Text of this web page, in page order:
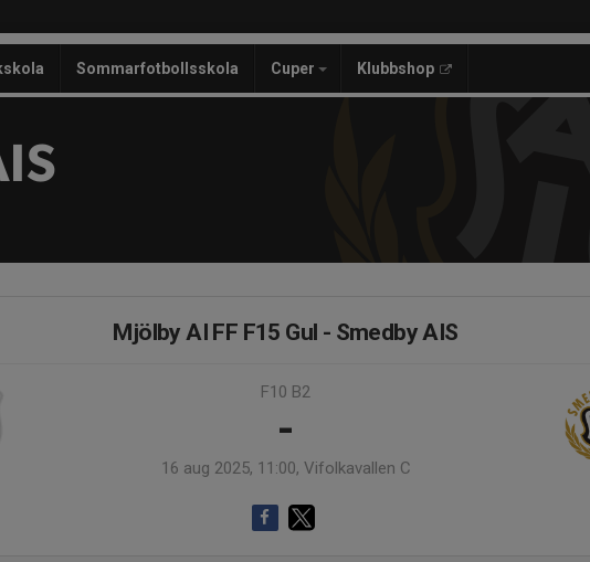
Sommarfotbollsskola Cuper Klubbshop
Mjölby AI FF F15 Gul - Smedby AIS
F10 B2
-
16 aug 2025, 11:00, Vifolkavallen C